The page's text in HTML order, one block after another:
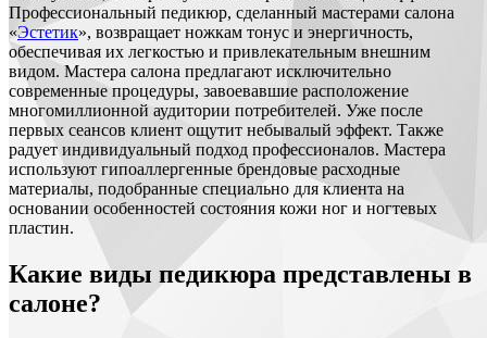
Профессиональный педикюр, сделанный мастерами салона
«Эстетик», возвращает ножкам тонус и энергичность,
обеспечивая их легкостью и привлекательным внешним
видом. Мастера салона предлагают исключительно
современные процедуры, завоевавшие расположение
многомиллионной аудитории потребителей. Уже после
первых сеансов клиент ощутит небывалый эффект. Также
радует индивидуальный подход профессионалов. Мастера
используют гипоаллергенные брендовые расходные
материалы, подобранные специально для клиента на
основании особенностей состояния кожи ног и ногтевых
пластин.
Какие виды педикюра представлены в
салоне?